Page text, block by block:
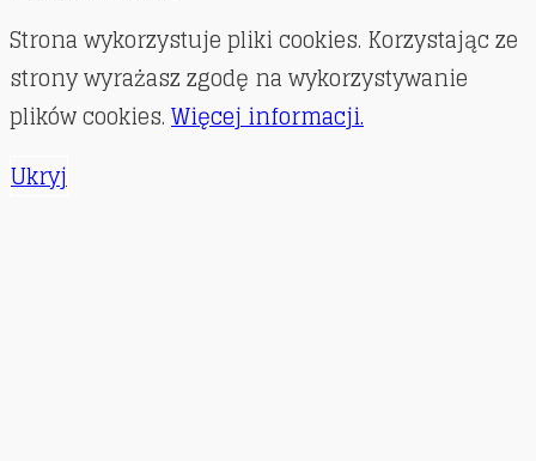
Strona wykorzystuje pliki cookies. Korzystając ze
strony wyrażasz zgodę na wykorzystywanie
plików cookies.Więcej informacji.
Ukryj